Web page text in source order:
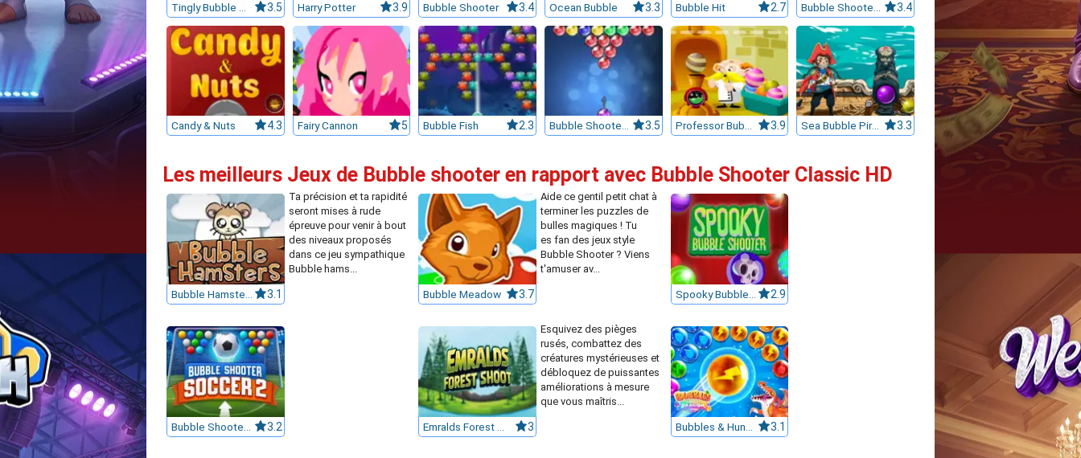
Tingly Bubble Shooter 3.5 Harry Potter 3.9 Bubble Shooter 3.4 Ocean Bubble 3.3 Bubble Hit 2.7 Bubble Shooter 3 3.4
Candy & Nuts 4.3 Fairy Cannon 5 Bubble Fish 2.3 Bubble Shooter HD 3.5 Professor Bubble 3.9 Sea Bubble Pirates 3.3
Les meilleurs Jeux de Bubble shooter en rapport avec Bubble Shooter Classic HD
3.1
Ta précision et ta rapidité
seront mises à rude
épreuve pour venir à bout
des niveaux proposés
dans ce jeu sympathique
Bubble hams...
Bubble Meadow 3.7
Aide ce gentil petit chat à
terminer les puzzles de
bulles magiques ! Tu
es fan des jeux style
Bubble Shooter ? Viens
t'amuser av...
2.9
3.2 3
Esquivez des pièges
rusés, combattez des
créatures mystérieuses et
débloquez de puissantes
améliorations à mesure
que vous maîtris...
3.1